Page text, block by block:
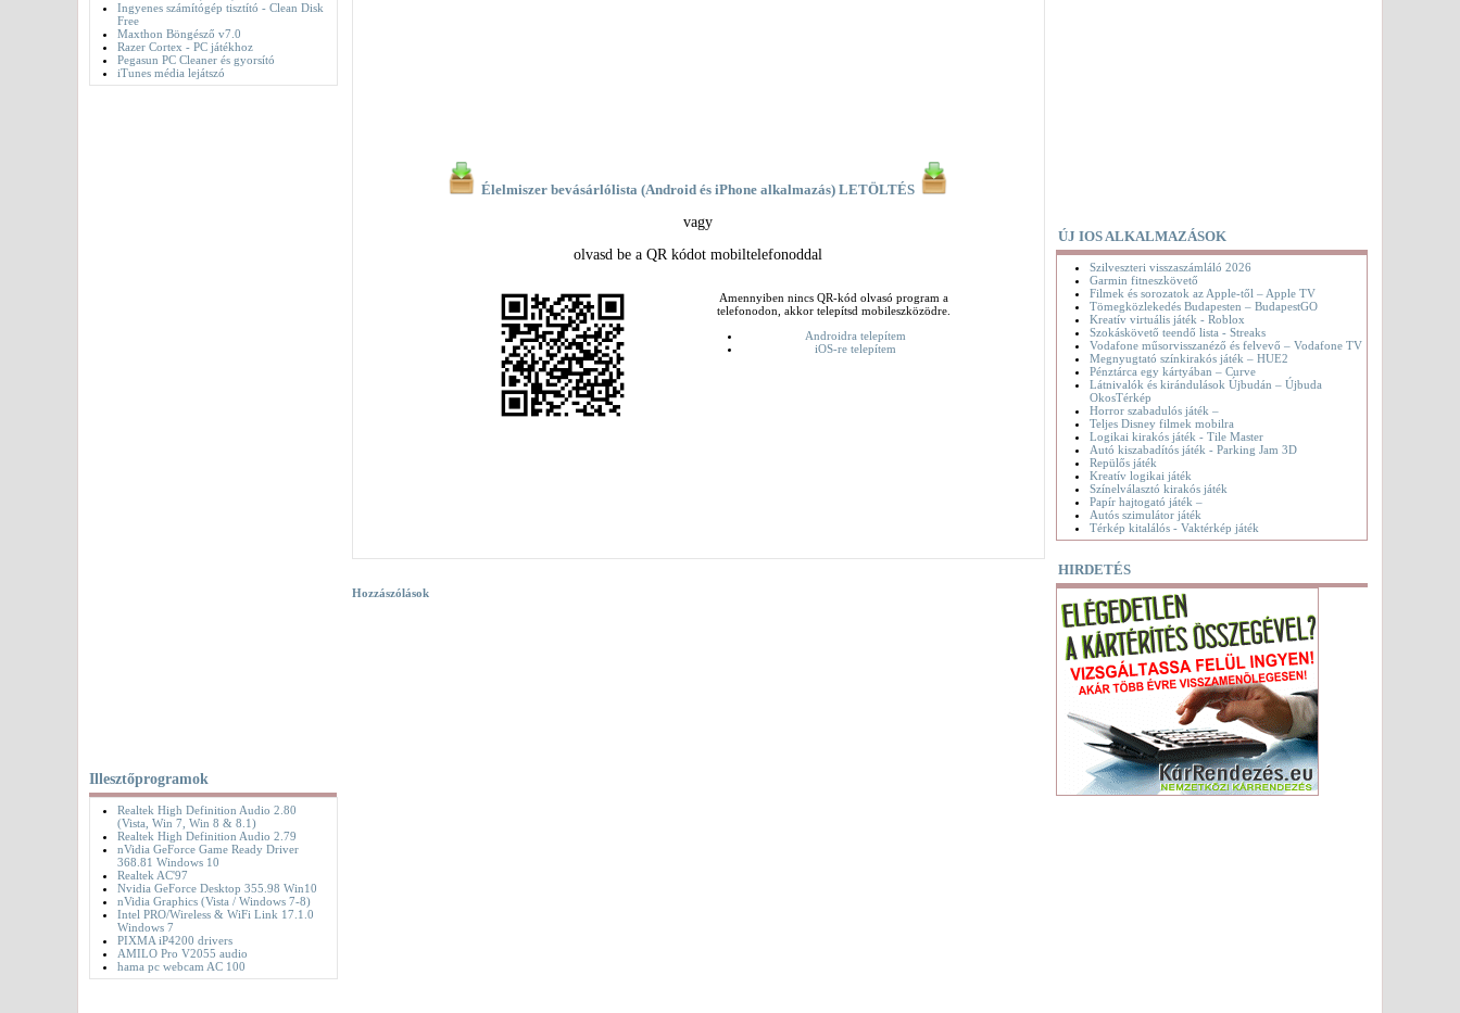
Ingyenes számítógép tisztító - Clean Disk
Free
Maxthon Böngésző v7.0
Razer Cortex - PC játékhoz
Pegasun PC Cleaner és gyorsító
iTunes média lejátszó
Illesztőprogramok
Realtek High Definition Audio 2.80
(Vista, Win 7, Win 8 & 8.1)
Realtek High Definition Audio 2.79
nVidia GeForce Game Ready Driver
368.81 Windows 10
Realtek AC'97
Nvidia GeForce Desktop 355.98 Win10
nVidia Graphics (Vista / Windows 7-8)
Intel PRO/Wireless & WiFi Link 17.1.0
Windows 7
PIXMA iP4200 drivers
AMILO Pro V2055 audio
hama pc webcam AC 100
Élelmiszer bevásárlólista (Android és iPhone alkalmazás) LETÖLTÉS
vagy
olvasd be a QR kódot mobiltelefonoddal
Amennyiben nincs QR-kód olvasó program a
telefonodon, akkor telepítsd mobileszközödre.
Androidra telepítem
iOS-re telepítem
Hozzászólások
ÚJ IOS ALKALMAZÁSOK
Szilveszteri visszaszámláló 2026
Garmin fitneszkövető
Filmek és sorozatok az Apple-től – Apple TV
Tömegközlekedés Budapesten – BudapestGO
Kreatív virtuális játék - Roblox
Szokáskövető teendő lista - Streaks
Vodafone műsorvisszanéző és felvevő – Vodafone TV
Megnyugtató színkirakós játék – HUE2
Pénztárca egy kártyában – Curve
Látnivalók és kirándulások Újbudán – Újbuda
OkosTérkép
Horror szabadulós játék –
Teljes Disney filmek mobilra
Logikai kirakós játék - Tile Master
Autó kiszabadítós játék - Parking Jam 3D
Repülős játék
Kreatív logikai játék
Színelválasztó kirakós játék
Papír hajtogató játék –
Autós szimulátor játék
Térkép kitalálós - Vaktérkép játék
HIRDETÉS